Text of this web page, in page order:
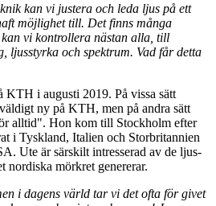
kan vi justera och leda ljus på ett
möjlighet till. Det finns många
vi kontrollera nästan alla, till
ljusstyrka och spektrum. Vad får detta
KTH i augusti 2019. På vissa sätt
ny på KTH, men på andra sätt
alltid". Hon kom till Stockholm efter
i Tyskland, Italien och Storbritannien
Ute är särskilt intresserad av de ljus-
nordiska mörkret genererar.
i dagens värld tar vi det ofta för givet